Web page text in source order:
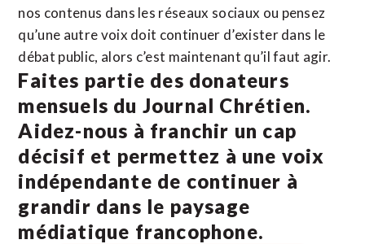
nos contenus dans les réseaux sociaux ou pensez
qu’une autre voix doit continuer d’exister dans le
débat public, alors c’est maintenant qu’il faut agir.
Faites partie des donateurs
mensuels du Journal Chrétien.
Aidez-nous à franchir un cap
décisif et permettez à une voix
indépendante de continuer à
grandir dans le paysage
médiatique francophone.